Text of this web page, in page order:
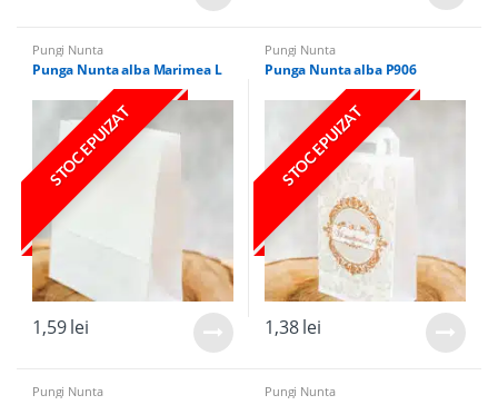
Pungi Nunta
Punga Nunta alba Marimea L
STOC EPUIZAT
1,59lei
Pungi Nunta
Punga Nunta alba P906
STOC EPUIZAT
1,38lei
Pungi Nunta Pungi Nunta